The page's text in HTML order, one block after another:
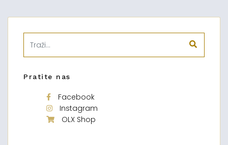
Pratite nas
Facebook
Instagram
OLX Shop